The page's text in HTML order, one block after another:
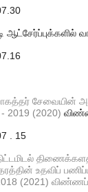
சேவையின்
- 2019 (2020)
. 15
உதவிப்
(2021)